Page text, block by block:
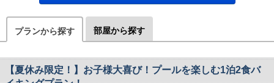
プランから探す 部屋から探す
【夏休み限定！】お子様大喜び！プールを楽しむ1泊2食バ